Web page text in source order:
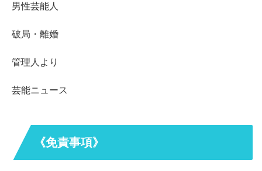
男性芸能人
破局・離婚
管理人より
芸能ニュース
《免責事項》